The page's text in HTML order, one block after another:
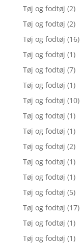
Tøj og fodtøj (2)
Tøj og fodtøj (2)
Tøj og fodtøj (16)
Tøj og fodtøj (1)
Tøj og fodtøj (7)
Tøj og fodtøj (1)
Tøj og fodtøj (10)
Tøj og fodtøj (1)
Tøj og fodtøj (1)
Tøj og fodtøj (2)
Tøj og fodtøj (1)
Tøj og fodtøj (1)
Tøj og fodtøj (5)
Tøj og fodtøj (17)
Tøj og fodtøj (1)
Tøj og fodtøj (1)